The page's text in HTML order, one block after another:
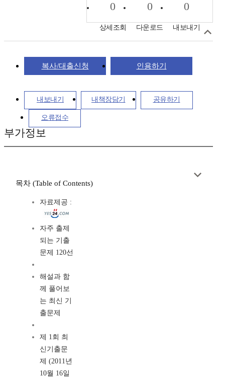
0
상세조회
0
다운로드
0
내보내기
복사/대출신청 인용하기
내보내기 내책장담기 공유하기
오류접수
부가정보
목차 (Table of Contents)
자료제공 :
자주 출제
되는 기출
문제 120선
해설과 함
께 풀어보
는 최신 기
출문제
제 1회 최
신기출문
제 (2011년
10월 16일